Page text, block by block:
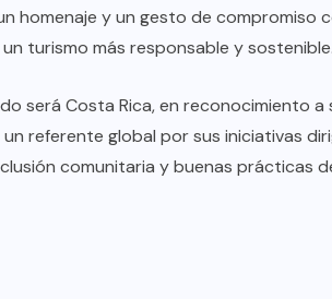
homenaje y un gesto de compromiso
turismo más responsable y sostenible.
será Costa Rica, en reconocimiento
referente global por sus iniciativas
comunitaria y buenas prácticas